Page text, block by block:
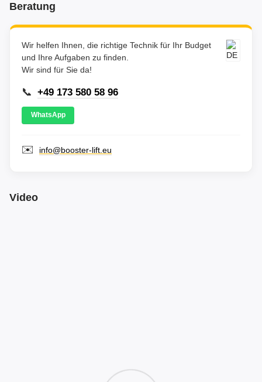
Beratung
Wir helfen Ihnen, die richtige Technik für Ihr Budget
und Ihre Aufgaben zu finden.
Wir sind für Sie da!
📞 +49 173 580 58 96
WhatsApp
✉️ info@booster-lift.eu
Video